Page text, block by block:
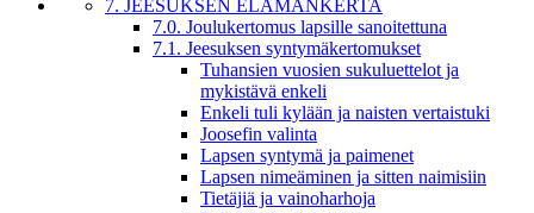
7. JEESUKSEN ELÄMÄNKERTA
7.0. Joulukertomus lapsille sanoitettuna
7.1. Jeesuksen syntymäkertomukset
Tuhansien vuosien sukuluettelot ja
mykistävä enkeli
Enkeli tuli kylään ja naisten vertaistuki
Joosefin valinta
Lapsen syntymä ja paimenet
Lapsen nimeäminen ja sitten naimisiin
Tietäjiä ja vainoharhoja